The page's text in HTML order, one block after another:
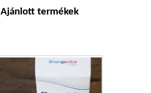
Ajánlott termékek